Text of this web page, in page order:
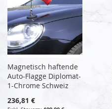
Magnetisch haftende
Auto-Flagge Diplomat-
1-Chrome Schweiz
236,81 €